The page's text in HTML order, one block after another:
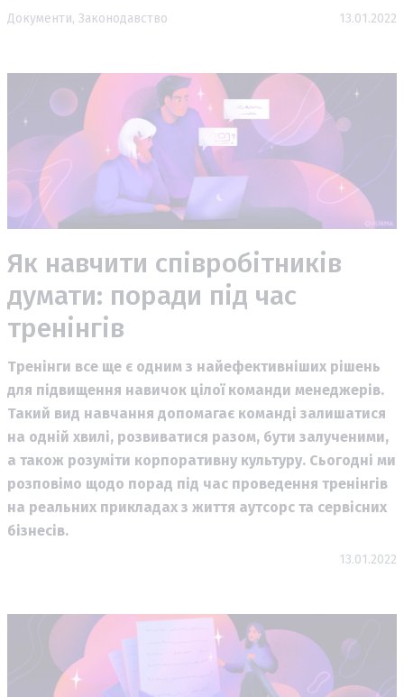
Документи, Законодавство 13.01.2022
Як навчити співробітників
думати: поради під час
тренінгів
Тренінги все ще є одним з найефективніших рішень
для підвищення навичок цілої команди менеджерів.
Такий вид навчання допомагає команді залишатися
на одній хвилі, розвиватися разом, бути залученими,
а також розуміти корпоративну культуру. Сьогодні ми
розповімо щодо порад під час проведення тренінгів
на реальних прикладах з життя аутсорс та сервісних
бізнесів.
13.01.2022